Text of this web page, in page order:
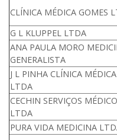
CLÍNICA MÉDICA GOMES
G L KLUPPEL LTDA
ANA PAULA MORO
GENERALISTA
J L PINHA CLÍNICA MÉDICA
LTDA
CECHIN SERVIÇOS
LTDA
PURA VIDA MEDICINA